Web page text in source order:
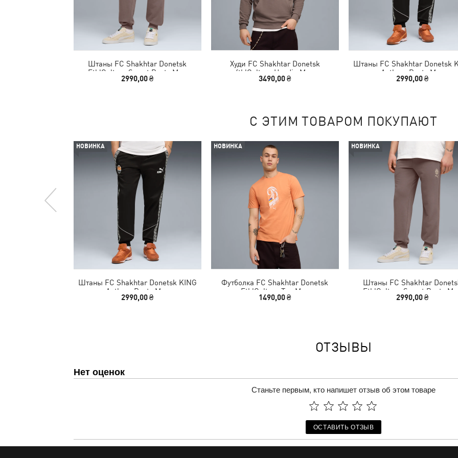
Штаны FC Shakhtar Donetsk
FtblCulture Sweat Pants Men
2990,00 ₴
Худи FC Shakhtar Donetsk
ftblCulture Hoodie Men
3490,00 ₴
Штаны FC Shakhtar Donetsk
Anthem Pants Men
2990,00 ₴
С ЭТИМ ТОВАРОМ ПОКУПАЮТ
НОВИНКА
Штаны FC Shakhtar Donetsk KING
Anthem Pants Men
2990,00 ₴
НОВИНКА
Футболка FC Shakhtar Donetsk
FtblCulture Tee Men
1490,00 ₴
НОВИНКА
Штаны FC Shakhtar
FtblCulture Sweat Pants Men
2990,00 ₴
ОТЗЫВЫ
Нет оценок
Станьте первым, кто напишет отзыв об этом товаре
ОСТАВИТЬ ОТЗЫВ